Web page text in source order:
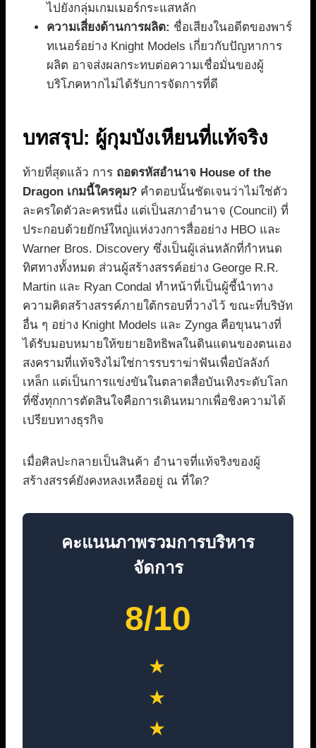
ไปยังกลุ่มเกมเมอร์กระแสหลัก
ความเสี่ยงด้านการผลิต: ชื่อเสียงในอดีตของพาร์
ทเนอร์อย่าง Knight Models เกี่ยวกับปัญหาการ
ผลิต อาจส่งผลกระทบต่อความเชื่อมั่นของผู้
บริโภคหากไม่ได้รับการจัดการที่ดี
บทสรุป: ผู้กุมบังเหียนที่แท้จริง
ท้ายที่สุดแล้ว การ ถอดรหัสอำนาจ House of the
Dragon เกมนี้ใครคุม? คำตอบนั้นชัดเจนว่าไม่ใช่ตัว
ละครใดตัวละครหนึ่ง แต่เป็นสภาอำนาจ (Council) ที่
ประกอบด้วยยักษ์ใหญ่แห่งวงการสื่ออย่าง HBO และ
Warner Bros. Discovery ซึ่งเป็นผู้เล่นหลักที่กำหนด
ทิศทางทั้งหมด ส่วนผู้สร้างสรรค์อย่าง George R.R.
Martin และ Ryan Condal ทำหน้าที่เป็นผู้ชี้นำทาง
ความคิดสร้างสรรค์ภายใต้กรอบที่วางไว้ ขณะที่บริษัท
อื่น ๆ อย่าง Knight Models และ Zynga คือขุนนางที่
ได้รับมอบหมายให้ขยายอิทธิพลในดินแดนของตนเอง
สงครามที่แท้จริงไม่ใช่การรบราฆ่าฟันเพื่อบัลลังก์
เหล็ก แต่เป็นการแข่งขันในตลาดสื่อบันเทิงระดับโลก
ที่ซึ่งทุกการตัดสินใจคือการเดินหมากเพื่อชิงความได้
เปรียบทางธุรกิจ
เมื่อศิลปะกลายเป็นสินค้า อำนาจที่แท้จริงของผู้
สร้างสรรค์ยังคงหลงเหลืออยู่ ณ ที่ใด?
คะแนนภาพรวมการบริหาร
จัดการ
8/10
★
★
★